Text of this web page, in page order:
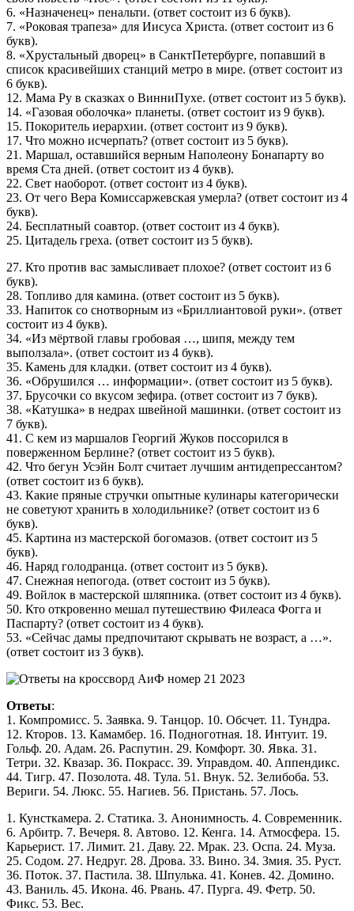
6. «Назначенец» пенальти. (ответ состоит из 6 букв).
7. «Роковая трапеза» для Иисуса Христа. (ответ состоит из 6
букв).
8. «Хрустальный дворец» в СанктПетербурге, попавший в
список красивейших станций метро в мире. (ответ состоит из
6 букв).
12. Мама Ру в сказках о ВинниПухе. (ответ состоит из 5 букв).
14. «Газовая оболочка» планеты. (ответ состоит из 9 букв).
15. Покоритель иерархии. (ответ состоит из 9 букв).
17. Что можно исчерпать? (ответ состоит из 5 букв).
21. Маршал, оставшийся верным Наполеону Бонапарту во
время Ста дней. (ответ состоит из 4 букв).
22. Свет наоборот. (ответ состоит из 4 букв).
23. От чего Вера Комиссаржевская умерла? (ответ состоит из 4
букв).
24. Бесплатный соавтор. (ответ состоит из 4 букв).
25. Цитадель греха. (ответ состоит из 5 букв).
27. Кто против вас замысливает плохое? (ответ состоит из 6
букв).
28. Топливо для камина. (ответ состоит из 5 букв).
33. Напиток со снотворным из «Бриллиантовой руки». (ответ
состоит из 4 букв).
34. «Из мёртвой главы гробовая …, шипя, между тем
выползала». (ответ состоит из 4 букв).
35. Камень для кладки. (ответ состоит из 4 букв).
36. «Обрушился … информации». (ответ состоит из 5 букв).
37. Брусочки со вкусом зефира. (ответ состоит из 7 букв).
38. «Катушка» в недрах швейной машинки. (ответ состоит из
7 букв).
41. С кем из маршалов Георгий Жуков поссорился в
поверженном Берлине? (ответ состоит из 5 букв).
42. Что бегун Усэйн Болт считает лучшим антидепрессантом?
(ответ состоит из 6 букв).
43. Какие пряные стручки опытные кулинары категорически
не советуют хранить в холодильнике? (ответ состоит из 6
букв).
45. Картина из мастерской богомазов. (ответ состоит из 5
букв).
46. Наряд голодранца. (ответ состоит из 5 букв).
47. Снежная непогода. (ответ состоит из 5 букв).
49. Войлок в мастерской шляпника. (ответ состоит из 4 букв).
50. Кто откровенно мешал путешествию Филеаса Фогга и
Паспарту? (ответ состоит из 4 букв).
53. «Сейчас дамы предпочитают скрывать не возраст, а …».
(ответ состоит из 3 букв).
Ответы:
1. Компромисс. 5. Заявка. 9. Танцор. 10. Обсчет. 11. Тундра.
12. Кторов. 13. Камамбер. 16. Подноготная. 18. Интуит. 19.
Гольф. 20. Адам. 26. Распутин. 29. Комфорт. 30. Явка. 31.
Тетри. 32. Квазар. 36. Покрасс. 39. Управдом. 40. Аппендикс.
44. Тигр. 47. Позолота. 48. Тула. 51. Внук. 52. Зелибоба. 53.
Вериги. 54. Люкс. 55. Нагиев. 56. Пристань. 57. Лось.
1. Кунсткамера. 2. Статика. 3. Анонимность. 4. Современник.
6. Арбитр. 7. Вечеря. 8. Автово. 12. Кенга. 14. Атмосфера. 15.
Карьерист. 17. Лимит. 21. Даву. 22. Мрак. 23. Оспа. 24. Муза.
25. Содом. 27. Недруг. 28. Дрова. 33. Вино. 34. Змия. 35. Руст.
36. Поток. 37. Пастила. 38. Шпулька. 41. Конев. 42. Домино.
43. Ваниль. 45. Икона. 46. Рвань. 47. Пурга. 49. Фетр. 50.
Фикс. 53. Вес.